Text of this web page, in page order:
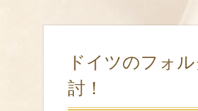
ドイツのフォ
討！